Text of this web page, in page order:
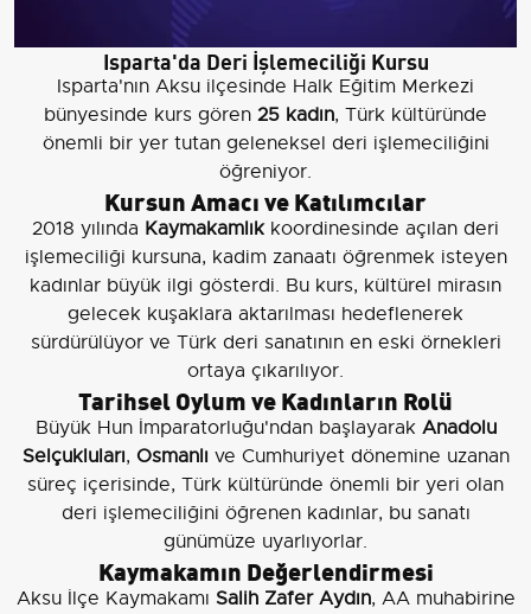
Isparta'da Deri İşlemeciliği Kursu
Isparta'nın Aksu ilçesinde Halk Eğitim Merkezi
bünyesinde kurs gören 25 kadın, Türk kültüründe
önemli bir yer tutan geleneksel deri işlemeciliğini
öğreniyor.
Kursun Amacı ve Katılımcılar
2018 yılında Kaymakamlıkkoordinesinde açılan deri
işlemeciliği kursuna, kadim zanaatı öğrenmek isteyen
kadınlar büyük ilgi gösterdi. Bu kurs, kültürel mirasın
gelecek kuşaklara aktarılması hedeflenerek
sürdürülüyor ve Türk deri sanatının en eski örnekleri
ortaya çıkarılıyor.
Tarihsel Oylum ve Kadınların Rolü
Büyük Hun İmparatorluğu'ndan başlayarak Anadolu
Selçukluları, Osmanlı ve Cumhuriyet dönemine uzanan
süreç içerisinde, Türk kültüründe önemli bir yeri olan
deri işlemeciliğini öğrenen kadınlar, bu sanatı
günümüze uyarlıyorlar.
Kaymakamın Değerlendirmesi
Aksu İlçe Kaymakamı Salih Zafer Aydın, AA muhabirine